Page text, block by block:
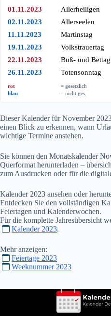
01.11.2023
Allerheiligen
02.11.2023
Allerseelen
11.11.2023
Martinstag
19.11.2023
Volkstrauertag
22.11.2023
Buß- und Bettag
26.11.2023
Totensonntag
rot
= gesetzlich
blau
= nicht ges.
Dieser Kalender für November
einen Blick zu erkennen, wann
wichtige Termine anstehen.
Sie können den Monatskalender
Querformat herunterladen –
zum Ausdrucken oder für die
Kalender 2023 ansehen oder
Entdecken Sie den vollständigen
Feiertagen und Kalenderwochen.
Für die komplette Jahresübersicht
Kalender 2023.
Mehr anzeigen:
Feiertage 2023
Weeknummer 2023